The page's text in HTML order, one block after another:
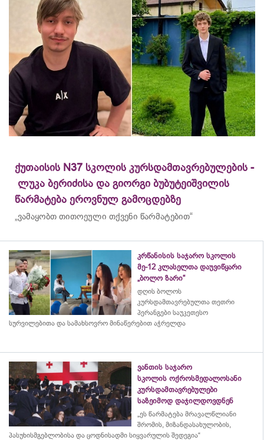
ქუთაისის N37 სკოლის კურსდამთავრებულების -
ლუკა ბერიძისა და გიორგი ბუბუტეიშვილის
წარმატება ეროვნულ გამოცდებზე
„ვამაყობთ თითოეული თქვენი წარმატებით“
კრწანისის საჯარო სკოლის
მე-12 კლასელთა დაუვიწყარი
„ბოლო ზარი“
დღის ბოლოს
კურსდამთავრებულთა თეთრი
პერანგები საუკეთესო
სურვილებითა და სამახსოვრო მინაწერებით აჭრელდა
ვანთის საჯარო
სკოლის ოქროსმედალოსანი
კურსდამთავრებულები
საზეიმოდ დაჯილდოვდნენ
„ეს წარმატება მრავალწლიანი
შრომის, მიზანდასახულობის,
პასუხისმგებლობისა და ცოდნისადმი სიყვარულის შედეგია“